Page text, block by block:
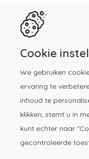
Cookie
We gebruiken
ervaring te
inhoud te
klikken, stemt u in
kunt echter naar
gecontroleerde
Registreren
Kennisbibliotheek
Herregistratie
Contact